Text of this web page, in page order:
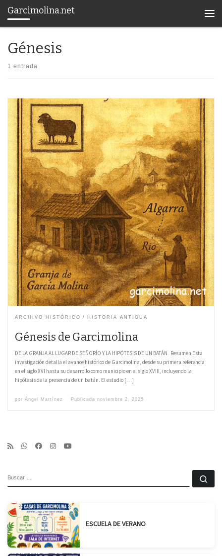
Saltar al contenido
Garcimolina.net
Génesis
1 entrada
ARCHIVO HISTÓRICO HISTORIA ANTIGUA
Génesis de Garcimolina
DE LA GRANJA AL LUGAR DE SEÑORÍO Y LA HIPÓTESIS DE UN BATÁN Resumen Esta
investigación detalla el avance histórico de Garcimolina, desde su primera referencia
en el siglo XVI hasta su desarrollo como municipio en el siglo XVIII, incluyendo la
hipótesis de la presencia de un batán. El estudio […]
por Ángel Martínez Publicada noviembre 2, 2025
ESCUELA DE VERANO